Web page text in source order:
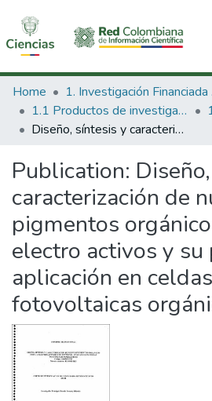
Communities & Collections
All of DSpace
Home
1.
1.1 Productos de investigación
Diseño, síntesis y caracterización de nuevos pigmentos orgánicos foto y electro activos y su potencial aplicación en celdas fotovoltaicas orgánicas.
Publication:
caracterización de
pigmentos
electro activos y su
aplicación en celdas
fotovoltaicas